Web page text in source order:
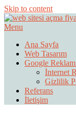
Skip to content
Web
Fiyatları
Menu
Ana Sayfa
Web Tasarım
Google
İnternet
Gizlilik
Referans
İletişim